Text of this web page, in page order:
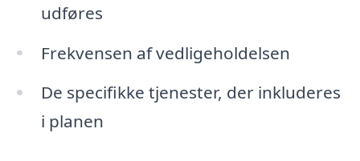
udføres
Frekvensen af vedligeholdelsen
De specifikke tjenester, der inkluderes
i planen